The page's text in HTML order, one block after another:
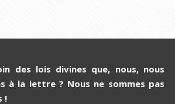
des lois divines que, nous, nous
à la lettre ? Nous ne sommes pas
!